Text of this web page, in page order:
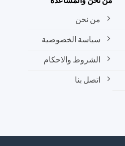
لهذا
المنتج.
اختيار
صفحة
من نحن
سياسة الخصوصية
الشروط والاحكام
اتصل بنا